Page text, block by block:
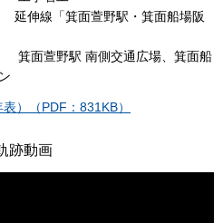
伸線「箕面萱野駅・箕面船場阪
萱野駅 南側交通広場、箕面船
）（PDF：831KB）
跡動画